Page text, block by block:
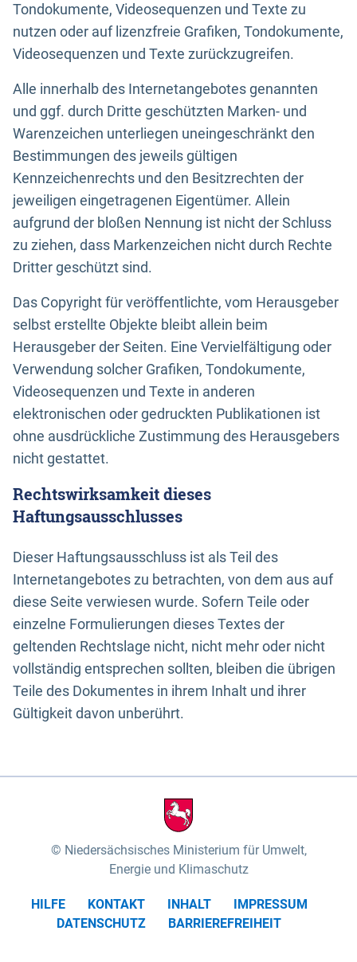
Tondokumente, Videosequenzen und Texte zu
nutzen oder auf lizenzfreie Grafiken, Tondokumente,
Videosequenzen und Texte zurückzugreifen.
Alle innerhalb des Internetangebotes genannten
und ggf. durch Dritte geschützten Marken- und
Warenzeichen unterliegen uneingeschränkt den
Bestimmungen des jeweils gültigen
Kennzeichenrechts und den Besitzrechten der
jeweiligen eingetragenen Eigentümer. Allein
aufgrund der bloßen Nennung ist nicht der Schluss
zu ziehen, dass Markenzeichen nicht durch Rechte
Dritter geschützt sind.
Das Copyright für veröffentlichte, vom Herausgeber
selbst erstellte Objekte bleibt allein beim
Herausgeber der Seiten. Eine Vervielfältigung oder
Verwendung solcher Grafiken, Tondokumente,
Videosequenzen und Texte in anderen
elektronischen oder gedruckten Publikationen ist
ohne ausdrückliche Zustimmung des Herausgebers
nicht gestattet.
Rechtswirksamkeit dieses
Haftungsausschlusses
Dieser Haftungsausschluss ist als Teil des
Internetangebotes zu betrachten, von dem aus auf
diese Seite verwiesen wurde. Sofern Teile oder
einzelne Formulierungen dieses Textes der
geltenden Rechtslage nicht, nicht mehr oder nicht
vollständig entsprechen sollten, bleiben die übrigen
Teile des Dokumentes in ihrem Inhalt und ihrer
Gültigkeit davon unberührt.
Niedersächsisches Ministerium für Umwelt,
Energie und Klimaschutz
HILFE KONTAKT INHALT
IMPRESSUM
DATENSCHUTZ
BARRIEREFREIHEIT